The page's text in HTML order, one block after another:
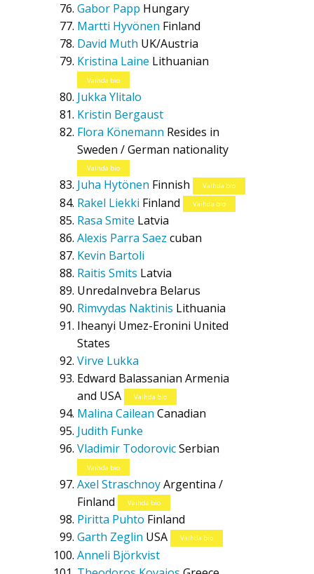
Gabor Papp Hungary
Martti Hyvönen Finland
David Muth UK/Austria
Kristina Laine Lithuanian
Vaihda bio
Jukka Ylitalo
Kristin Bergaust
Flora Könemann Resides in
Sweden / German nationality
Vaihda bio
Juha Hytönen Finnish Vaihda bio
Rakel Liekki Finland Vaihda bio
Rasa Smite Latvia
Alexis Parra Saez cuban
Kevin Bartoli
Raitis Smits Latvia
UnredaInvebra Belarus
Rimvydas Naktinis Lithuania
Iheanyi Umez-Eronini United
States
Virve Lukka
Edward Balassanian Armenia
and USA
Vaihda bio
Malina Cailean Canadian
Judith Funke
Vladimir TodorovicSerbian
Vaihda bio
Axel StraschnoyArgentina /
Finland
Vaihda bio
Piritta Puhto Finland
Garth Zeglin USA Vaihda bio
Anneli Björkvist